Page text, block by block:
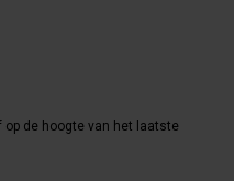
de hoogte van het laatste